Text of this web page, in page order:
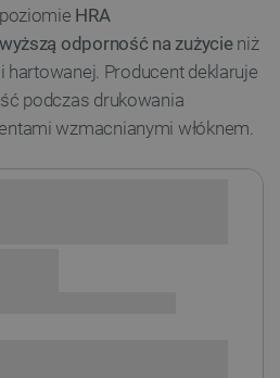
HRA
odporność na zużycieniż
hartowanej. Producent deklaruje
podczas drukowania
wzmacnianymi włóknem.